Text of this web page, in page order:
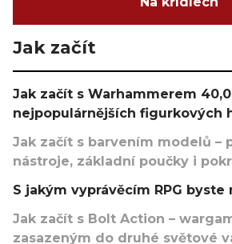
Jak začít
Jak začít s Warhammerem
nejpopulárnějších figurkových
Jak začít s barvením modelů –
nástroje, základní poučky i
S jakým vyprávěcím RPG byste
Jak začít s Bolt Action –
zasazeným do druhé světové